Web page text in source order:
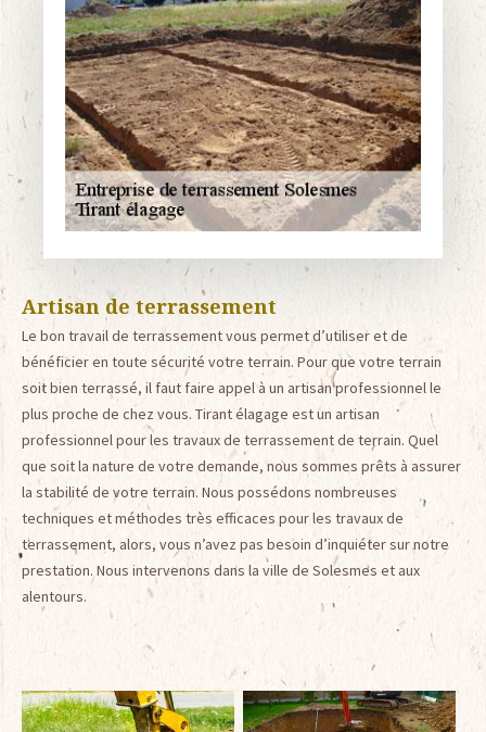
Artisan de terrassement
Le bon travail de terrassement vous permet d’utiliser et de
bénéficier en toute sécurité votre terrain. Pour que votre terrain
soit bien terrassé, il faut faire appel à un artisan professionnel le
plus proche de chez vous. Tirant élagage est un artisan
professionnel pour les travaux de terrassement de terrain. Quel
que soit la nature de votre demande, nous sommes prêts à assurer
la stabilité de votre terrain. Nous possédons nombreuses
techniques et méthodes très efficaces pour les travaux de
terrassement, alors, vous n’avez pas besoin d’inquiéter sur notre
prestation. Nous intervenons dans la ville de Solesmes et aux
alentours.